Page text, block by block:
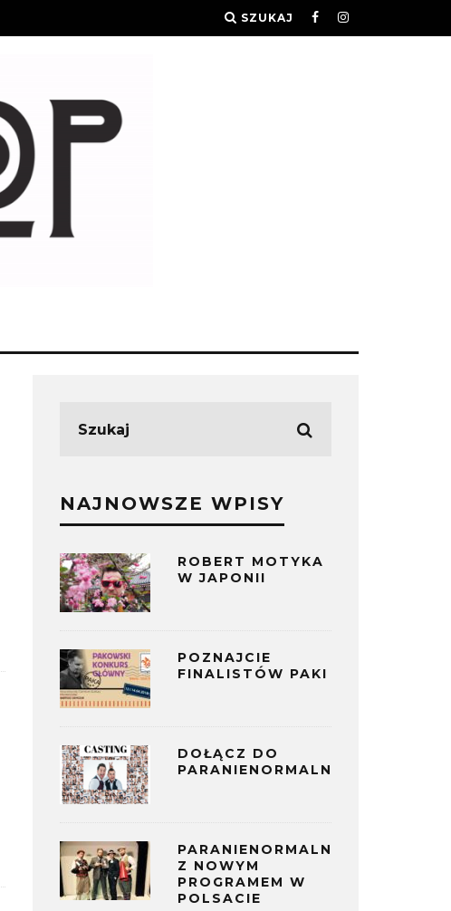
SZUKAJ
NAJNOWSZE WPISY
ROBERT MOTYKA
W JAPONII
POZNAJCIE
FINALISTÓW PAKI
DOŁĄCZ DO
PARANIENORMALNYCH!
PARANIENORMALNI
Z NOWYM
PROGRAMEM W
POLSACIE